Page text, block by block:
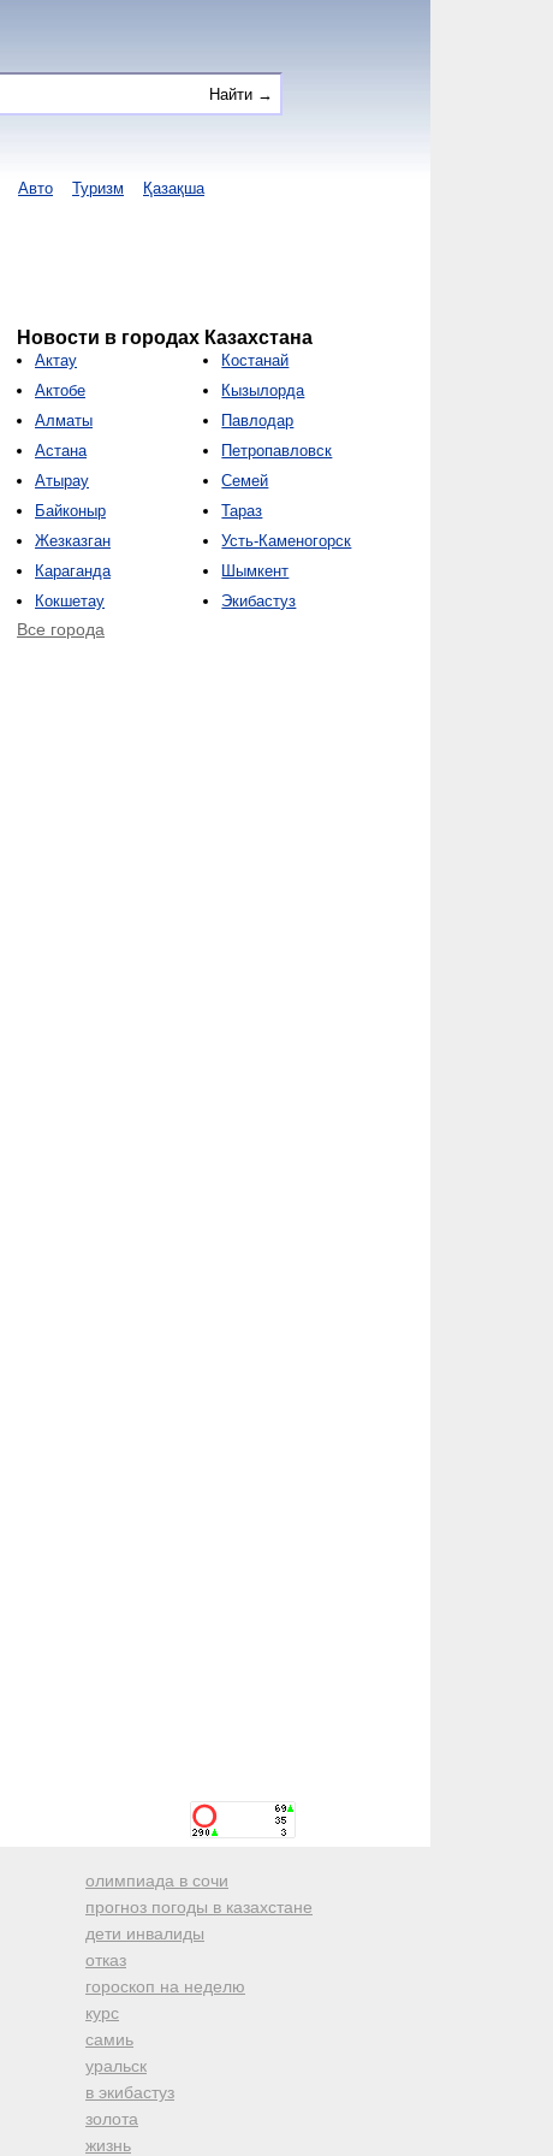
Авто Туризм Қазақша
Новости в городах Казахстана
Актау
Актобе
Алматы
Астана
Атырау
Байконыр
Жезказган
Караганда
Кокшетау
Костанай
Кызылорда
Павлодар
Петропавловск
Семей
Тараз
Усть-Каменогорск
Шымкент
Экибастуз
Все города
олимпиада в сочи
прогноз погоды в казахстане
дети инвалиды
отказ
гороскоп на неделю
курс
самиь
уральск
в экибастуз
золота
жизнь